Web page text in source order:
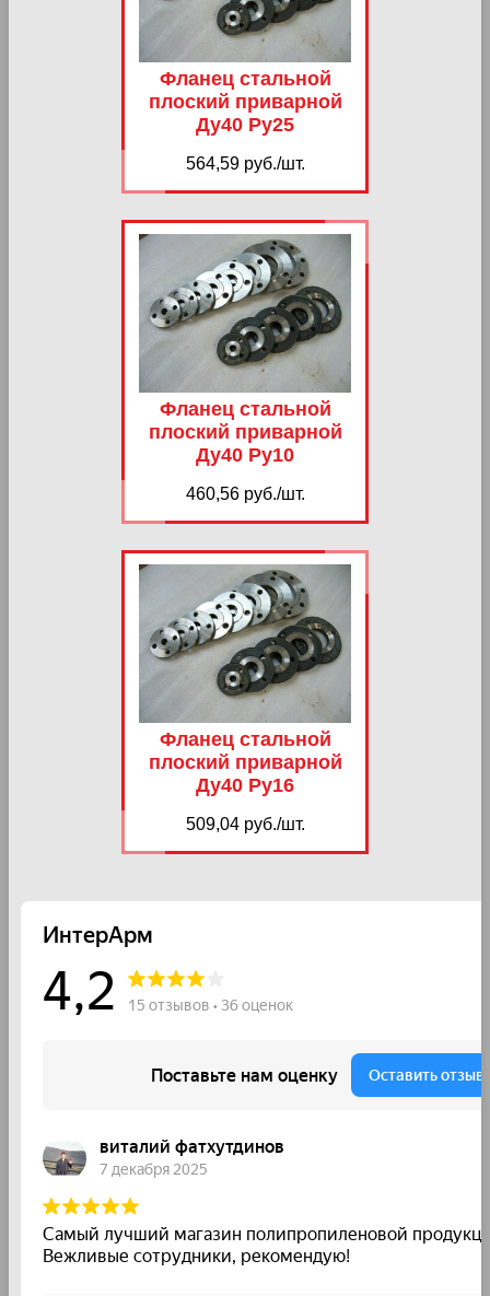
Фланец стальной
плоский приварной
Ду40 Ру25
564,59 руб./шт.
Фланец стальной
плоский приварной
Ду40 Ру10
460,56 руб./шт.
Фланец стальной
плоский приварной
Ду40 Ру16
509,04 руб./шт.